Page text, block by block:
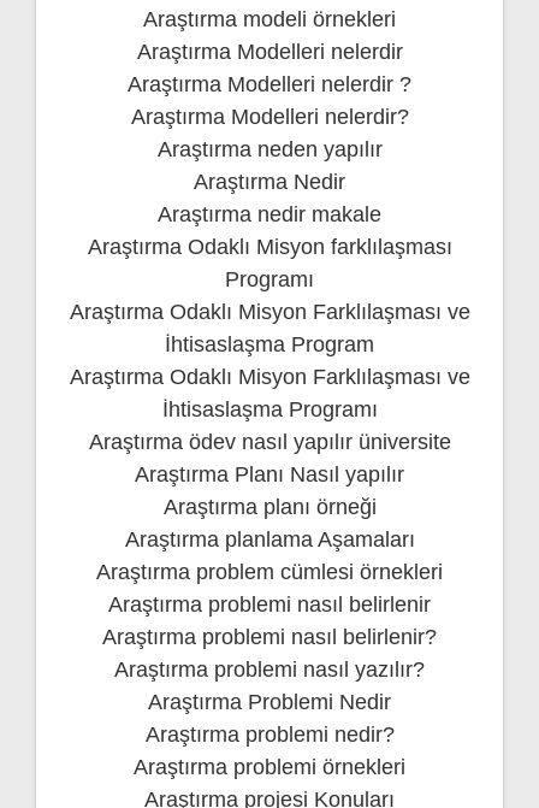
Araştırma modeli örnekleri
Araştırma Modelleri nelerdir
Araştırma Modelleri nelerdir ?
Araştırma Modelleri nelerdir?
Araştırma neden yapılır
Araştırma Nedir
Araştırma nedir makale
Araştırma Odaklı Misyon farklılaşması
Programı
Araştırma Odaklı Misyon Farklılaşması ve
İhtisaslaşma Program
Araştırma Odaklı Misyon Farklılaşması ve
İhtisaslaşma Programı
Araştırma ödev nasıl yapılır üniversite
Araştırma Planı Nasıl yapılır
Araştırma planı örneği
Araştırma planlama Aşamaları
Araştırma problem cümlesi örnekleri
Araştırma problemi nasıl belirlenir
Araştırma problemi nasıl belirlenir?
Araştırma problemi nasıl yazılır?
Araştırma Problemi Nedir
Araştırma problemi nedir?
Araştırma problemi örnekleri
Araştırma projesi Konuları